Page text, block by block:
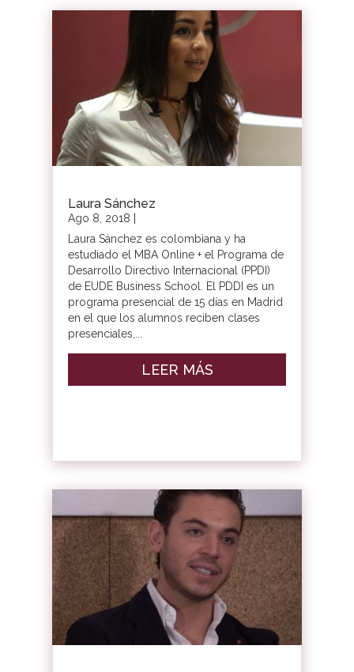
Laura Sánchez
Ago 8, 2018
Laura Sánchez es colombiana y ha
estudiado el MBA Online + el Programa de
Desarrollo Directivo Internacional (PPDI)
de EUDE Business School. El PDDI es un
programa presencial de 15 días en Madrid
en el que los alumnos reciben clases
presenciales,...
LEER MÁS